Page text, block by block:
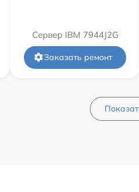
Сервер IBM 7944J2G
Заказать ремонт